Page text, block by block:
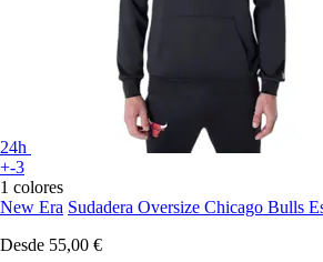
24h
+-3
1 colores
New Era Sudadera Oversize Chicago Bulls
Desde 55,00 €